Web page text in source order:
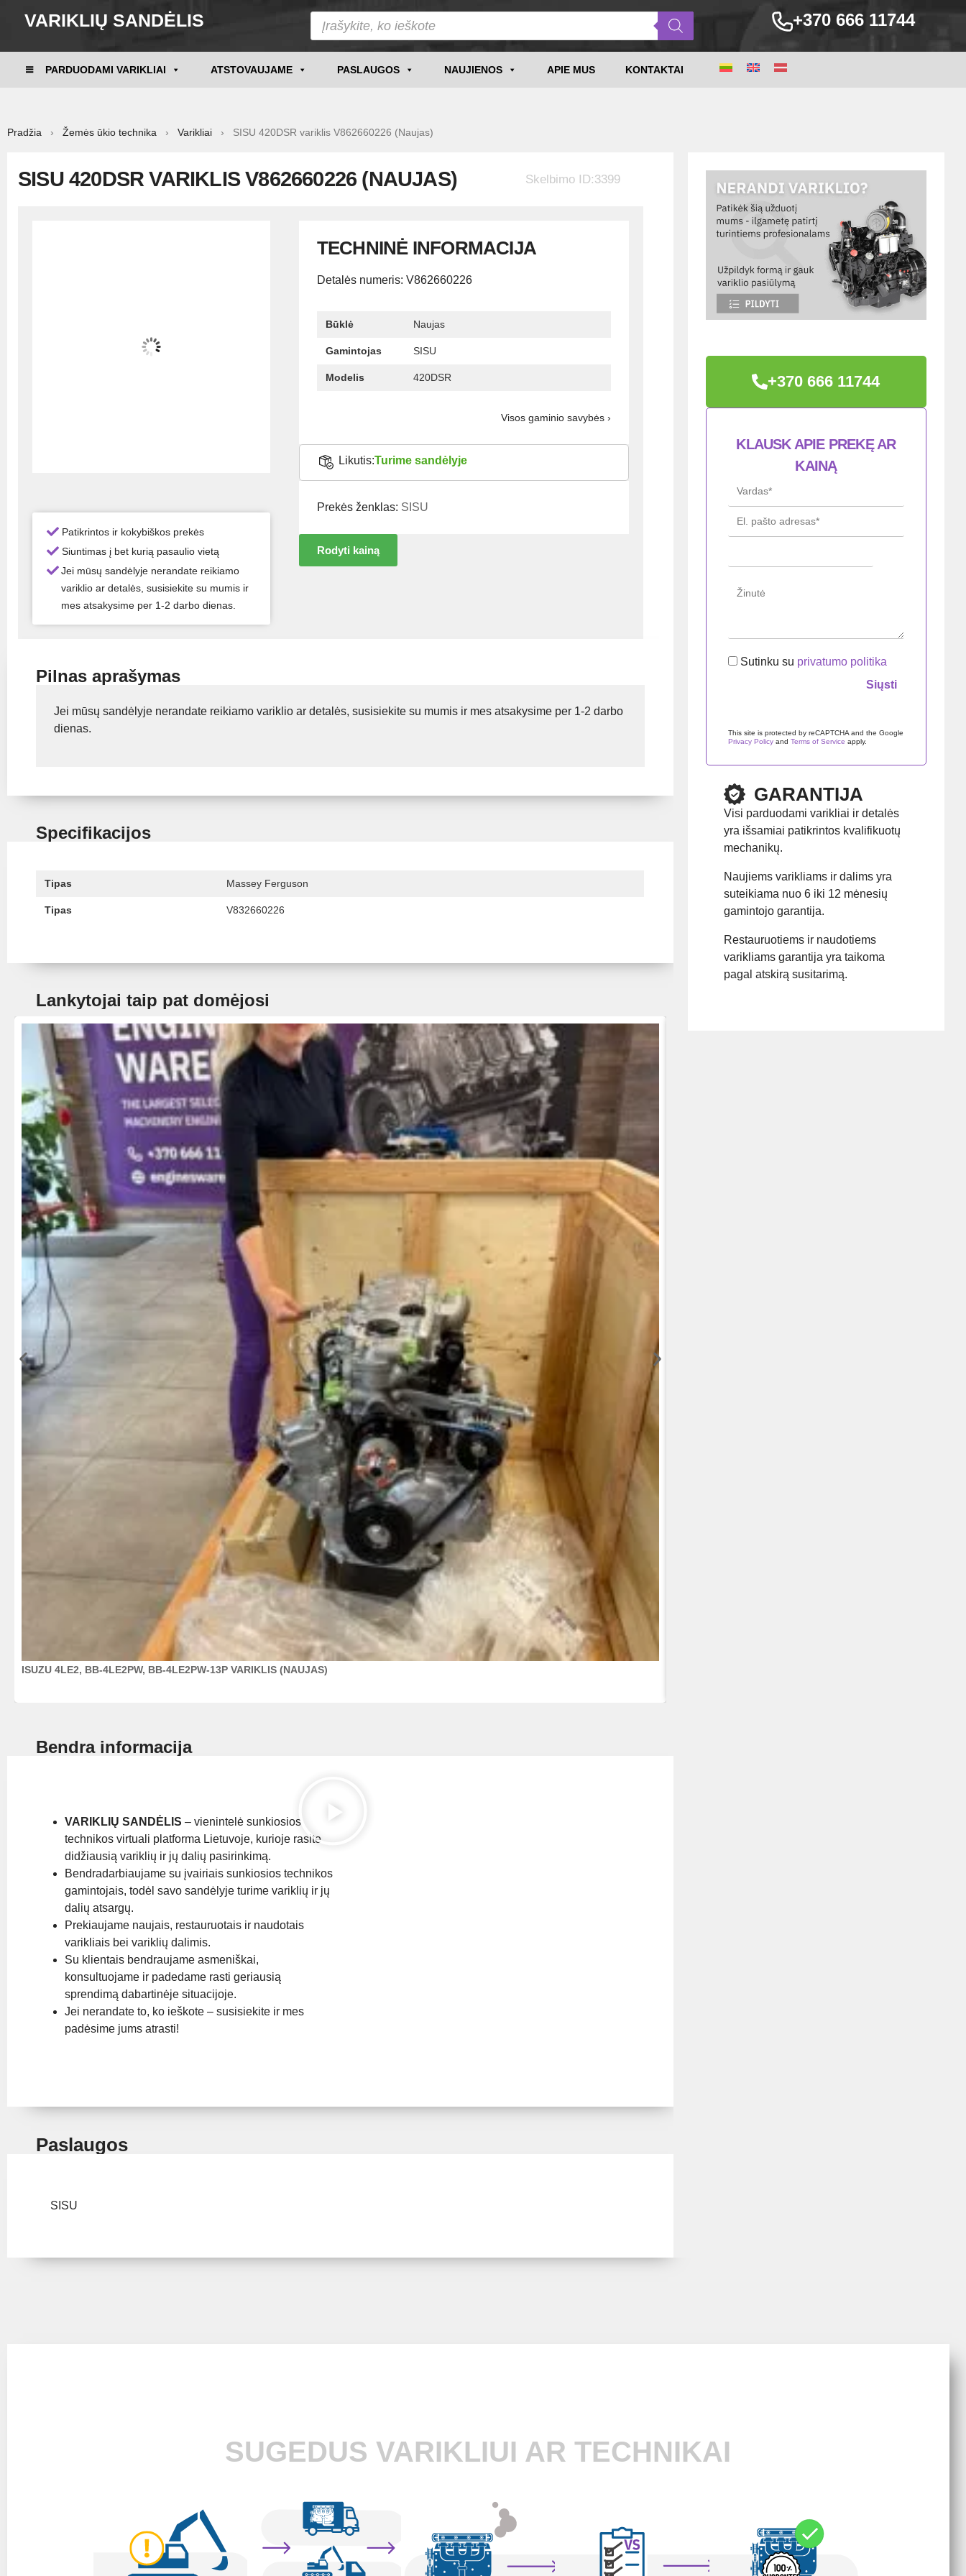
VARIKLIŲ SANDĖLIS +370 666 11744
PARDUODAMI VARIKLIAI ATSTOVAUJAME PASLAUGOS NAUJIENOS APIE MUS KONTAKTAI
Pradžia › Žemės ūkio technika › Varikliai › SISU 420DSR variklis V862660226 (Naujas)
SISU 420DSR VARIKLIS V862660226 (NAUJAS) Skelbimo ID:3399
Patikrintos ir kokybiškos prekės
Siuntimas į bet kurią pasaulio vietą
Jei mūsų sandėlyje nerandate reikiamo
variklio ar detalės, susisiekite su mumis ir
mes atsakysime per 1-2 darbo dienas.
TECHNINĖ INFORMACIJA
Detalės numeris: V862660226
Būklė Naujas
Gamintojas SISU
Modelis 420DSR
Visos gaminio savybės ›
Likutis:Turime sandėlyje
Prekės ženklas: SISU
Rodyti kainą
Pilnas aprašymas
Jei mūsų sandėlyje nerandate reikiamo variklio ar detalės, susisiekite su mumis ir mes atsakysime per 1-2 darbo
dienas.
Specifikacijos
Tipas Massey Ferguson
Tipas V832660226
Lankytojai taip pat domėjosi
ISUZU 4LE2, BB-4LE2PW, BB-4LE2PW-13P VARIKLIS (NAUJAS)
Bendra informacija
VARIKLIŲ SANDĖLIS – vienintelė sunkiosios
technikos virtuali platforma Lietuvoje, kurioje rasite
didžiausią variklių ir jų dalių pasirinkimą.
Bendradarbiaujame su įvairiais sunkiosios technikos
gamintojais, todėl savo sandėlyje turime variklių ir jų
dalių atsargų.
Prekiaujame naujais, restauruotais ir naudotais
varikliais bei variklių dalimis.
Su klientais bendraujame asmeniškai,
konsultuojame ir padedame rasti geriausią
sprendimą dabartinėje situacijoje.
Jei nerandate to, ko ieškote – susisiekite ir mes
padėsime jums atrasti!
Paslaugos
SISU
+370 666 11744
KLAUSK APIE PREKĘ AR
KAINĄ
Sutinku su privatumo politika
This site is protected by reCAPTCHA and the Google
Privacy Policyand Terms of Service apply.
GARANTIJA
Visi parduodami varikliai ir detalės
yra išsamiai patikrintos kvalifikuotų
mechanikų.
Naujiems varikliams ir dalims yra
suteikiama nuo 6 iki 12 mėnesių
gamintojo garantija.
Restauruotiems ir naudotiems
varikliams garantija yra taikoma
pagal atskirą susitarimą.
SUGEDUS VARIKLIUI AR TECHNIKAI